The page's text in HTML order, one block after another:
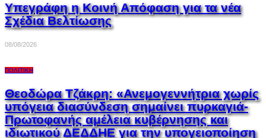
Υπεγράφη η Κοινή Απόφαση για τα νέα
Σχέδια Βελτίωσης
08/08/2026
ΠΟΛΙΤΙΚΉ
Θεοδώρα Τζάκρη: «Ανεμογεννήτρια χωρίς
υπόγεια διασύνδεση σημαίνει πυρκαγιά-
Πρωτοφανής αμέλεια κυβέρνησης και
ιδιωτικού ΔΕΔΔΗΕ για την υπογειοποίηση